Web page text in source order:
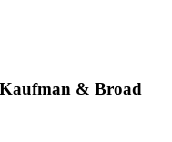
& Broad